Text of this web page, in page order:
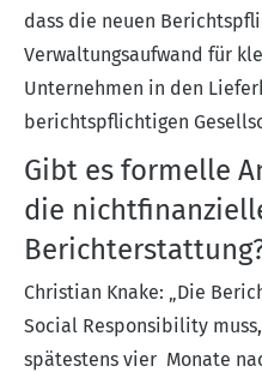
dass die neuen
Verwaltungsaufwand für
Unternehmen in den
berichtspflichtigen
Gibt es formelle
die
Christian Knake: „Die
Social Responsibility
spätestens vier Monate